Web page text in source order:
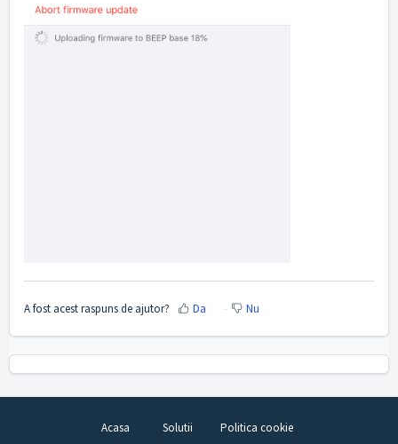
A fost acest raspuns de ajutor? Da Nu
Acasa Solutii Politica cookie